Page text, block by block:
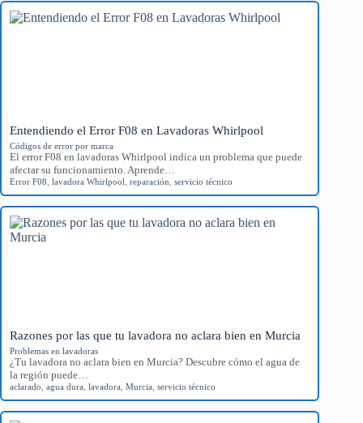
Entendiendo el Error F08 en Lavadoras Whirlpool
Códigos de error por marca
El error F08 en lavadoras Whirlpool indica un problema que puede
afectar su funcionamiento. Aprende…
Error F08 lavadora Whirlpool reparación servicio técnico
Razones por las que tu lavadora no aclara bien en Murcia
Problemas en lavadoras
¿Tu lavadora no aclara bien en Murcia? Descubre cómo el agua de
la región puede…
aclarado agua dura lavadora Murcia servicio técnico